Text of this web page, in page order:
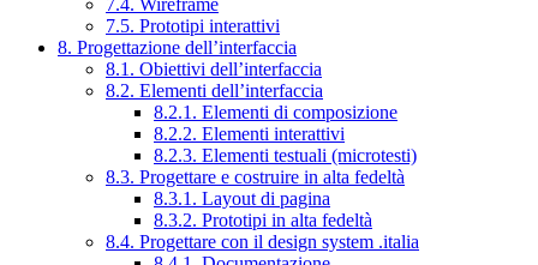
7.4. Wireframe
7.5. Prototipi interattivi
8. Progettazione dell’interfaccia
8.1. Obiettivi dell’interfaccia
8.2. Elementi dell’interfaccia
8.2.1. Elementi di composizione
8.2.2. Elementi interattivi
8.2.3. Elementi testuali (microtesti)
8.3. Progettare e costruire in alta fedeltà
8.3.1. Layout di pagina
8.3.2. Prototipi in alta fedeltà
8.4. Progettare con il design system .italia